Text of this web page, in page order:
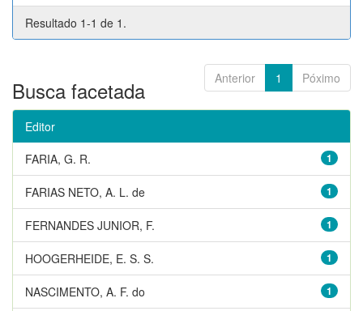
Resultado 1-1 de 1.
Anterior 1 Póximo
Busca facetada
Editor
1
FARIA, G. R.
1
FARIAS NETO, A. L. de
1
FERNANDES JUNIOR, F.
1
HOOGERHEIDE, E. S. S.
1
NASCIMENTO, A. F. do